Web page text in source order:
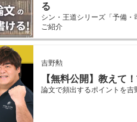
る
シン・王道シリーズ「予備
ご紹介
吉野勲
【無料公開】教えて
論文で頻出するポイントを吉